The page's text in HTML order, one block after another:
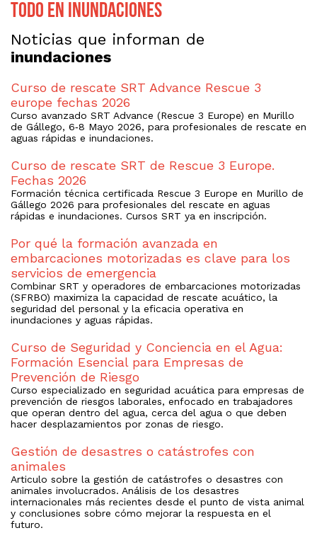
Todo en inundaciones
Noticias que informan de
inundaciones
Curso de rescate SRT Advance Rescue 3
europe fechas 2026
Curso avanzado SRT Advance (Rescue 3 Europe) en Murillo
de Gállego, 6‑8 Mayo 2026, para profesionales de rescate en
aguas rápidas e inundaciones.
Curso de rescate SRT de Rescue 3 Europe.
Fechas 2026
Formación técnica certificada Rescue 3 Europe en Murillo de
Gállego 2026 para profesionales del rescate en aguas
rápidas e inundaciones. Cursos SRT ya en inscripción.
Por qué la formación avanzada en
embarcaciones motorizadas es clave para los
servicios de emergencia
Combinar SRT y operadores de embarcaciones motorizadas
(SFRBO) maximiza la capacidad de rescate acuático, la
seguridad del personal y la eficacia operativa en
inundaciones y aguas rápidas.
Curso de Seguridad y Conciencia en el Agua:
Formación Esencial para Empresas de
Prevención de Riesgo
Curso especializado en seguridad acuática para empresas de
prevención de riesgos laborales, enfocado en trabajadores
que operan dentro del agua, cerca del agua o que deben
hacer desplazamientos por zonas de riesgo.
Gestión de desastres o catástrofes con
animales
Articulo sobre la gestión de catástrofes o desastres con
animales involucrados. Análisis de los desastres
internacionales más recientes desde el punto de vista animal
y conclusiones sobre cómo mejorar la respuesta en el
futuro.